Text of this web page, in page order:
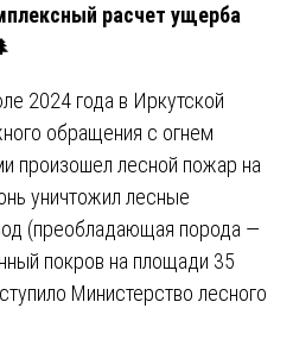
расчет ущерба
2024 года в Иркутской
обращения с огнем
произошел лесной пожар на
уничтожил лесные
(преобладающая порода —
покров на площади 35
Министерство лесного